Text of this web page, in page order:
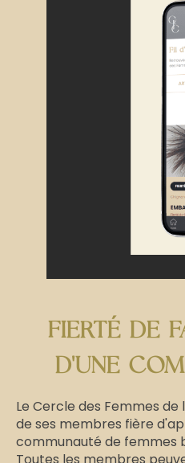
FIERTÉ DE
D'UNE
Le Cercle des Femmes
de ses membres fière
communauté de femmes